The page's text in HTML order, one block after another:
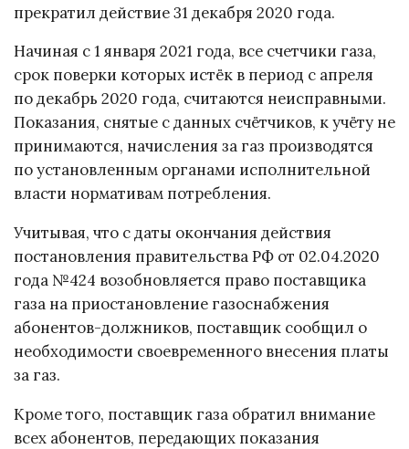
прекратил действие 31 декабря 2020 года.
Начиная с 1 января 2021 года, все счетчики газа,
срок поверки которых истёк в период с апреля
по декабрь 2020 года, считаются неисправными.
Показания, снятые с данных счётчиков, к учёту не
принимаются, начисления за газ производятся
по установленным органами исполнительной
власти нормативам потребления.
Учитывая, что с даты окончания действия
постановления правительства РФ от 02.04.2020
года №424 возобновляется право поставщика
газа на приостановление газоснабжения
абонентов-должников, поставщик сообщил о
необходимости своевременного внесения платы
за газ.
Кроме того, поставщик газа обратил внимание
всех абонентов, передающих показания